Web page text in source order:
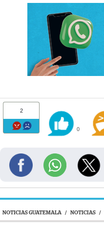
2
0
NOTICIAS GUATEMALA / NOTICIAS /